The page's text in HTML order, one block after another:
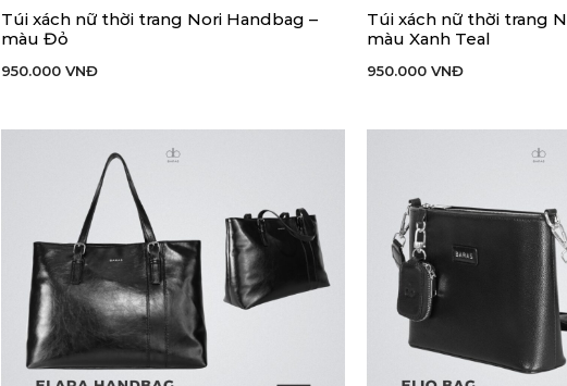
THÊM VÀO GIỎ HÀNG
Túi xách nữ thời trang Nori Handbag –
màu Đỏ
950.000 VNĐ
THÊM VÀO GIỎ HÀNG
Túi xách nữ thời trang
màu Xanh Teal
950.000 VNĐ